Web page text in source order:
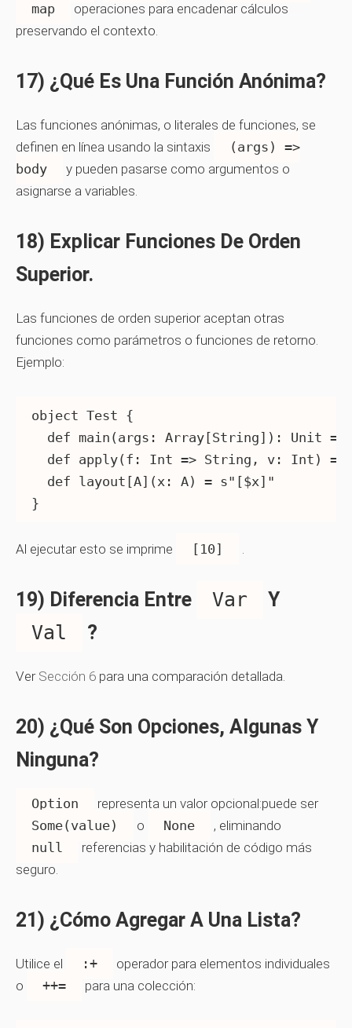
map
operaciones para encadenar cálculos
preservando el contexto.
17) ¿Qué Es Una Función Anónima?
Las funciones anónimas, o literales de funciones, se
definen en línea usando la sintaxis
(args) =>
body
y pueden pasarse como argumentos o
asignarse a variables.
18) Explicar Funciones De Orden
Superior.
Las funciones de orden superior aceptan otras
funciones como parámetros o funciones de retorno.
Ejemplo:
object Test {
def main(args: Array[String]): Unit =
def apply(f: Int => String, v: Int) =
  def layout[A](x: A) = s"[$x]"
}
Al ejecutar esto se imprime [10] .
19) Diferencia Entre Var
Y
Val
?
Ver Sección 6 para una comparación detallada.
20) ¿Qué Son Opciones, Algunas Y
Ninguna?
Option
representa un valor opcional:puede ser
Some(value)
o None
, eliminando
null
referencias y habilitación de código más
seguro.
21) ¿Cómo Agregar A Una Lista?
Utilice el :+
operador para elementos individuales
o
++= para una colección: